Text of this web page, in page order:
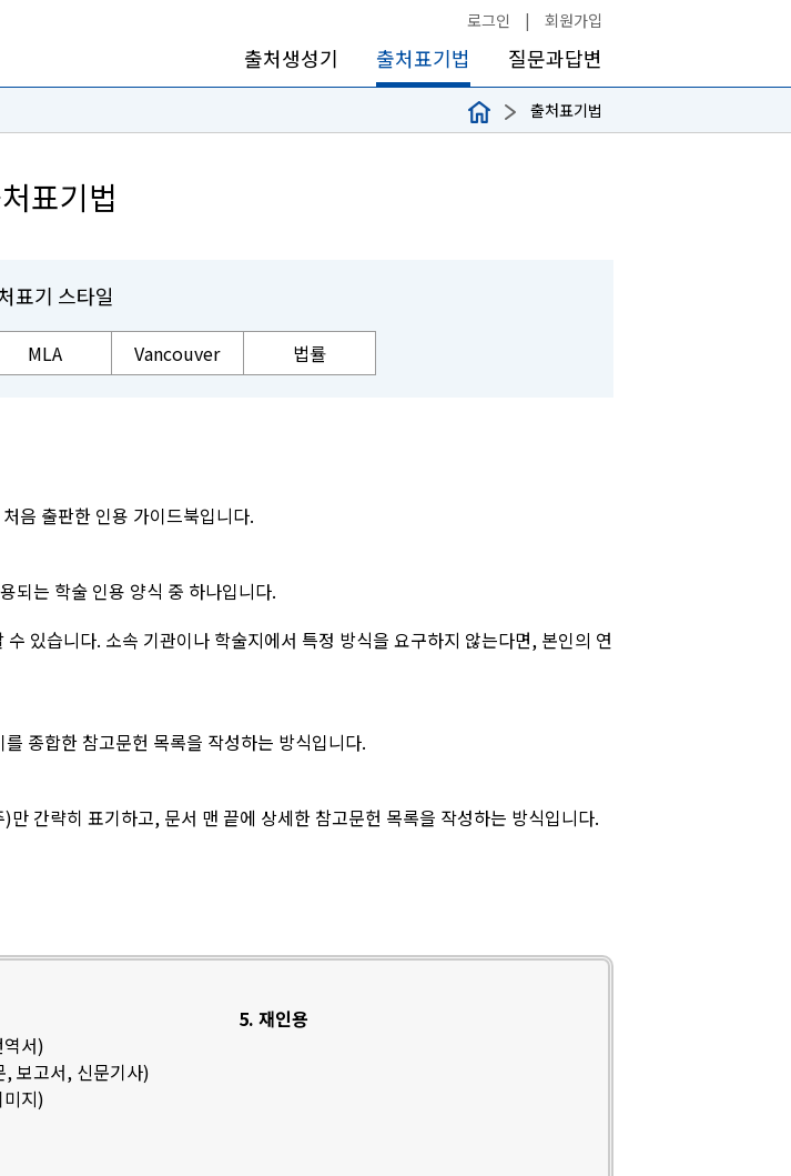
로그인 | 회원가입
출처생성기 출처표기법 질문과답변
출처표기법
표기법
표기 스타일
MLA Vancouver 법률
음 출판한 인용 가이드북입니다.
되는 학술 인용 양식 중 하나입니다.
있습니다. 소속 기관이나 학술지에서 특정 방식을 요구하지 않는다면, 본인의 연
종합한 참고문헌 목록을 작성하는 방식입니다.
간략히 표기하고, 문서 맨 끝에 상세한 참고문헌 목록을 작성하는 방식입니다.
서)
보고서, 신문기사)
지)
5. 재인용